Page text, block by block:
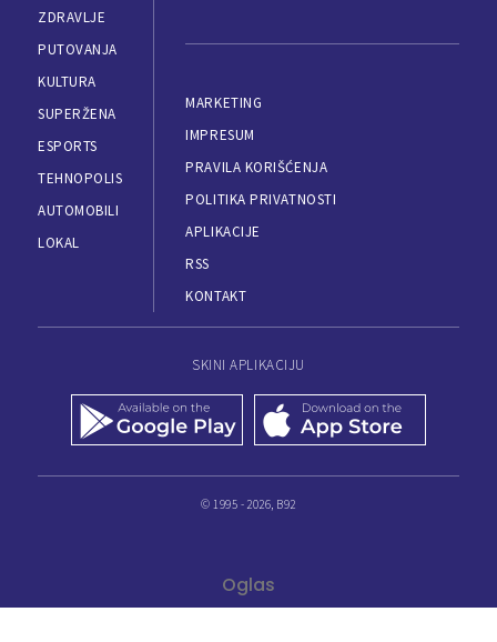
ZDRAVLJE
PUTOVANJA
KULTURA
SUPERŽENA
ESPORTS
TEHNOPOLIS
AUTOMOBILI
LOKAL
MARKETING
IMPRESUM
PRAVILA KORIŠĆENJA
POLITIKA PRIVATNOSTI
APLIKACIJE
RSS
KONTAKT
SKINI APLIKACIJU
© 1995 - 2026, B92